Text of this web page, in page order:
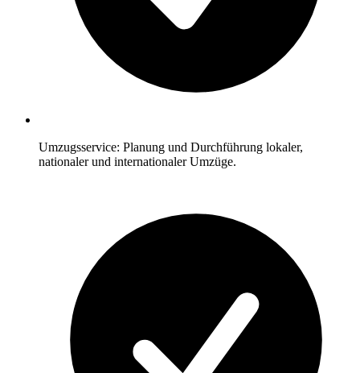
Umzugsservice: Planung und Durchführung lokaler,
nationaler und internationaler Umzüge.